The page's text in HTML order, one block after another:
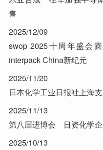
售
2025/12/09
swop 2025十周年盛会
interpack China新纪元
2025/11/20
日本化学工业日报社上海
2025/11/13
第八届进博会 日资化学
2025/10/13